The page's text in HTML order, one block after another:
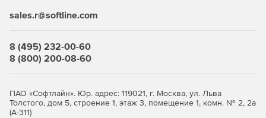
sales.r@softline.com
8 (495) 232-00-60
8 (800) 200-08-60
ПАО «Софтлайн». Юр. адрес: 119021, г. Москва, ул. Льва
Толстого, дом 5, строение 1, этаж 3, помещение 1, комн. № 2, 2а
(А-311)